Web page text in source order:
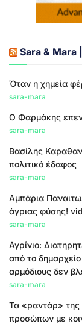
Sara & Mara
Όταν η χημεία
sara-mara
Ο Φαρμάκης
sara-mara
Βασίλης
πολιτικό έδαφος
sara-mara
Αμπάρια
άγριας φύσης!
sara-mara
Αγρίνιο:
από το
αρμόδιους δεν
sara-mara
Τα «ραντάρ» της
προσώπων με